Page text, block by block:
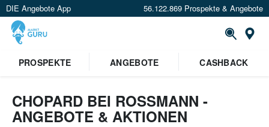
DIE Angebote App 56.122.869 Prospekte & Angebote
Standort festlegen
PROSPEKTE ANGEBOTE CASHBACK
CHOPARD BEI ROSSMANN -
ANGEBOTE & AKTIONEN